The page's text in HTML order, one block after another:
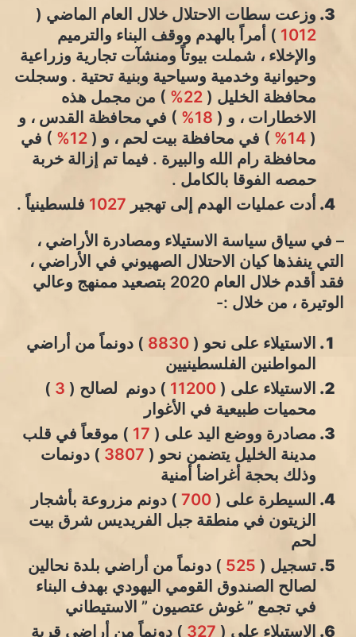
وزعت سطات الاحتلال خلال العام الماضي (
1012 ) أمراً بالهدم ووقف البناء والترميم
والإخلاء ، شملت بيوتاً ومنشآت تجارية وزراعية
وحيوانية وخدمية وسياحية وبنية تحتية . وسجلت
محافظة الخليل ( 22%
) من مجمل هذه
الاخطارات ، و ( 18%
) في محافظة القدس ، و
(
) في محافظة بيت لحم ، و ( 12%
) في
محافظة رام الله والبيرة . فيما تم إزالة خربة
حمصه الفوقا بالكامل .
أدت عمليات الهدم إلى تهجير 1027 فلسطينياً .
– في سياق سياسة الاستيلاء ومصادرة الأراضي ،
التي ينفذها كيان الاحتلال الصهيوني في الأراضي ،
فقد أقدم خلال العام 2020 بتصعيد ممنهج وعالي
الوتيرة ، من خلال :-
الاستيلاء على نحو ( 8830 ) دونماً من أراضي
المواطنين الفلسطينيين
الاستيلاء على ( 11200 ) دونم لصالح ( 3
)
محميات طبيعية في الأغوار
مصادرة ووضع اليد على ( 17 ) موقعاً في قلب
مدينة الخليل يتضمن نحو ( 3807 ) دونمات
وذلك بحجة أغراضأ أمنية
السيطرة على ( 700 ) دونم مزروعة بأشجار
الزيتون في منطقة جبل الفريديس شرق بيت
لحم
تسجيل ( 525 ) دونماً من أراضي بلدة نحالين
لصالح الصندوق القومي اليهودي بهدف البناء
في تجمع ” غوش عتصيون ” الاستيطاني
الاستيلاء على ( 327 ) دونماً من أراضي قرية